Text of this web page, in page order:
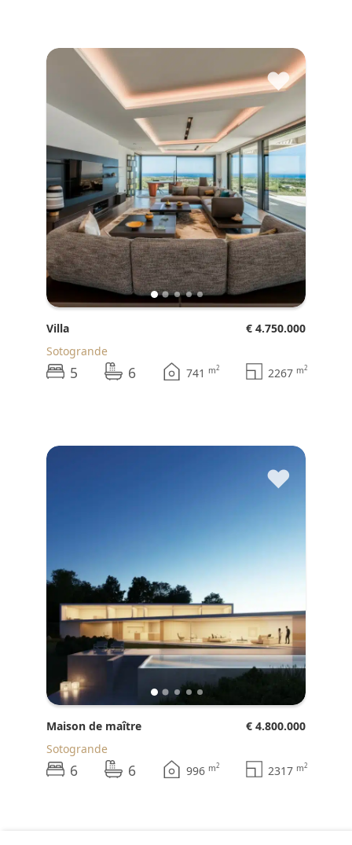
♥
Villa
€ 4.750.000
Sotogrande
5 6 741 m2 2267 m2
♥
Maison de maître
€ 4.800.000
Sotogrande
6 6 996 m2 2317 m2